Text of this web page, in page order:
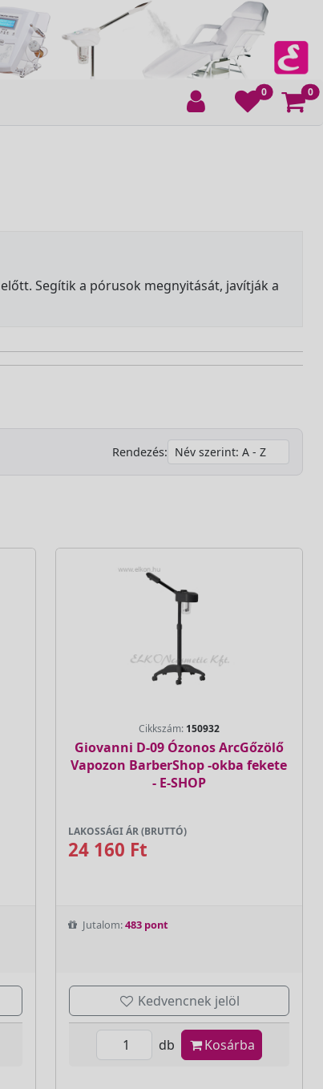
0 0
Segítik a pórusok megnyitását, javítják a
Rendezés:
Cikkszám: 150932
Giovanni D-09 Ózonos ArcGőzölő
Vapozon BarberShop -okba fekete
- E-SHOP
LAKOSSÁGI ÁR (BRUTTÓ)
24 160 Ft
Jutalom:483 pont
Kedvencnek jelöl
db Kosárba